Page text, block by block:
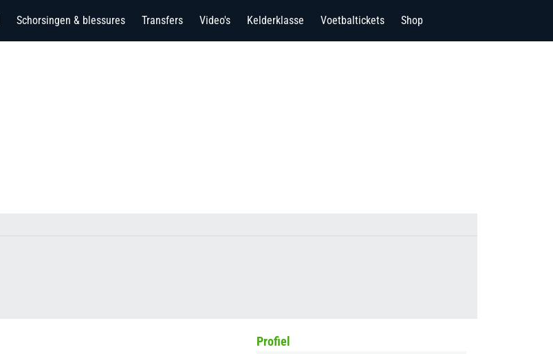
Schorsingen & blessures Transfers Video's Kelderklasse Voetbaltickets Shop
Profiel